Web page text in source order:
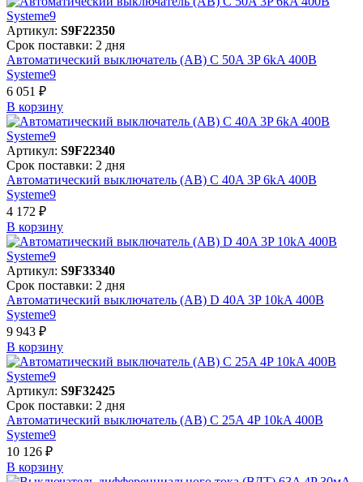
Артикул: S9F22350
Срок поставки: 2 дня
Автоматический выключатель (АВ) C 50A 3P 6kA 400В
Systeme9
6 051 ₽
В корзинy
Артикул: S9F22340
Срок поставки: 2 дня
Автоматический выключатель (АВ) C 40A 3P 6kA 400В
Systeme9
4 172 ₽
В корзинy
Артикул: S9F33340
Срок поставки: 2 дня
Автоматический выключатель (АВ) D 40A 3P 10kA 400В
Systeme9
9 943 ₽
В корзинy
Артикул: S9F32425
Срок поставки: 2 дня
Автоматический выключатель (АВ) C 25A 4P 10kA 400В
Systeme9
10 126 ₽
В корзинy